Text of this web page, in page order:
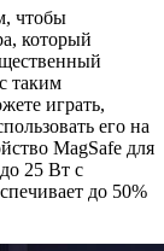
чтобы
который
таким
играть,
его на
MagSafe для
25 Вт с
до 50%